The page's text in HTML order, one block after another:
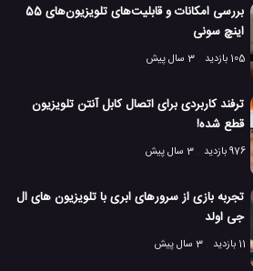
بررسی امکانات و قابلیت‌های تلویزیون‌‌‌‌های 55
اینچ سونی
105 بازدید 3 سال پیش
ترفند کاربردی برای اتصال کابل آنتن تلویزیون
قطع شده!
976 بازدید
3 سال پیش
تجربه بازی از سرورهای ابری با تلویزیون های ال
جی اولد
11 بازدید
3 سال پیش